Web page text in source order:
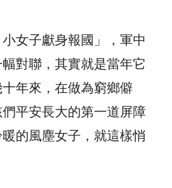
小女子獻身報國」，軍中
對聯，其實就是當年它
年來，在做為窮鄉僻
平安長大的第一道屏障
的風塵女子，就這樣悄